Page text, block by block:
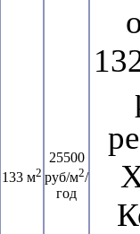
133 м2
25500
руб/м2/
год